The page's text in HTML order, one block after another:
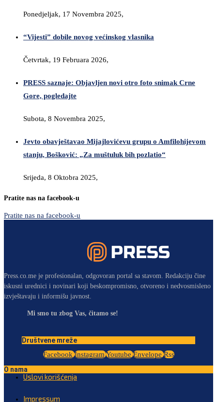
Ponedjeljak, 17 Novembra 2025,
“Vijesti” dobile novog većinskog vlasnika
Četvrtak, 19 Februara 2026,
PRESS saznaje: Objavljen novi otro foto snimak Crne
Gore, pogledajte
Subota, 8 Novembra 2025,
Jevto obavještavao Mijajlovićevu grupu o Amfilohijevom
stanju, Bošković: „Za muštuluk bih pozlatio“
Srijeda, 8 Oktobra 2025,
Pratite nas na facebook-u
Pratite nas na facebook-u
Press.co.me je profesionalan, odgovoran portal sa stavom. Redakciju čine
iskusni urednici i novinari koji beskompromisno, otvoreno i nedvosmisleno
izvještavaju i informišu javnost.
Mi smo tu zbog Vas, čitamo se!
Društvene mreže
Facebook Instagram Youtube Envelope Rss
O nama
Uslovi korišćenja
Impressum